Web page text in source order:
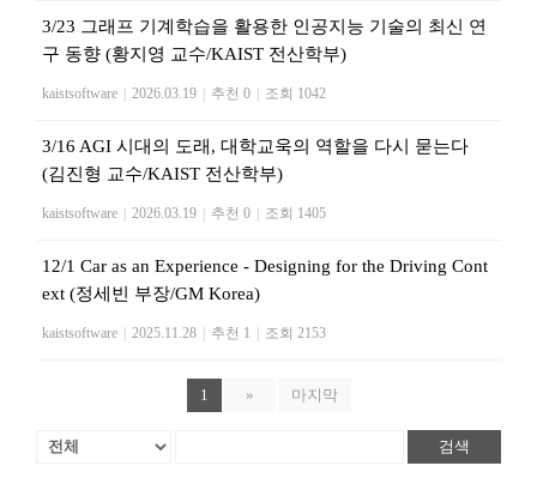
3/23 그래프 기계학습을 활용한 인공지능 기술의 최신 연
구 동향 (황지영 교수/KAIST 전산학부)
kaistsoftware 2026.03.19 추천 0 조회 1042
3/16 AGI 시대의 도래, 대학교욱의 역할을 다시 묻는다
(김진형 교수/KAIST 전산학부)
kaistsoftware 2026.03.19 추천 0 조회 1405
12/1 Car as an Experience - Designing for the Driving Cont
ext (정세빈 부장/GM Korea)
kaistsoftware 2025.11.28 추천 1 조회 2153
1 » 마지막
검색